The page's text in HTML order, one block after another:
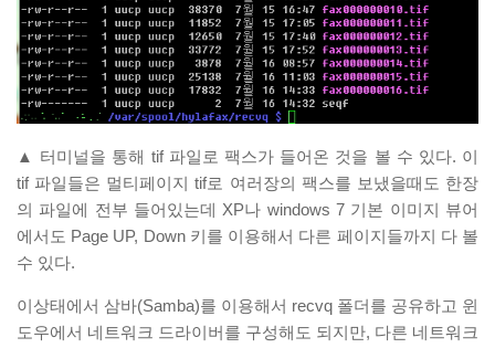
▲ 터미널을 통해 tif 파일로 팩스가 들어온 것을 볼 수 있다. 이
tif 파일들은 멀티페이지 tif로 여러장의 팩스를 보냈을때도 한장
의 파일에 전부 들어있는데 XP나 windows 7 기본 이미지 뷰어
에서도 Page UP, Down 키를 이용해서 다른 페이지들까지 다 볼
수 있다.
이상태에서 삼바(Samba)를 이용해서 recvq 폴더를 공유하고 윈
도우에서 네트워크 드라이버를 구성해도 되지만, 다른 네트워크